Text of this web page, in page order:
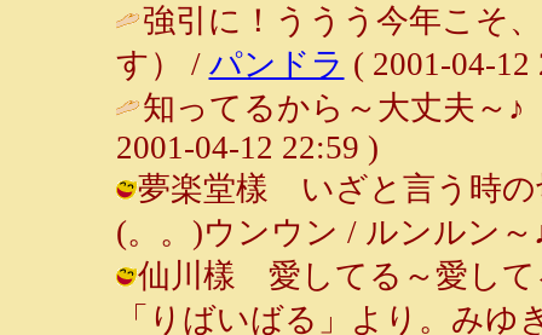
強引に！ううう今年こそ
す） / パンドラ ( 2001-04-12
知ってるから～大丈夫～
2001-04-12 22:59 )
夢楽堂樣 いざと言う時の
(。。)ウンウン / ルンルン～
仙川樣 愛してる～愛して
「りばいばる」より。み